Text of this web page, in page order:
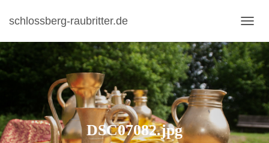
schlossberg-raubritter.de
A
V
I
G
A
I
O
N
DSC07082.jpg